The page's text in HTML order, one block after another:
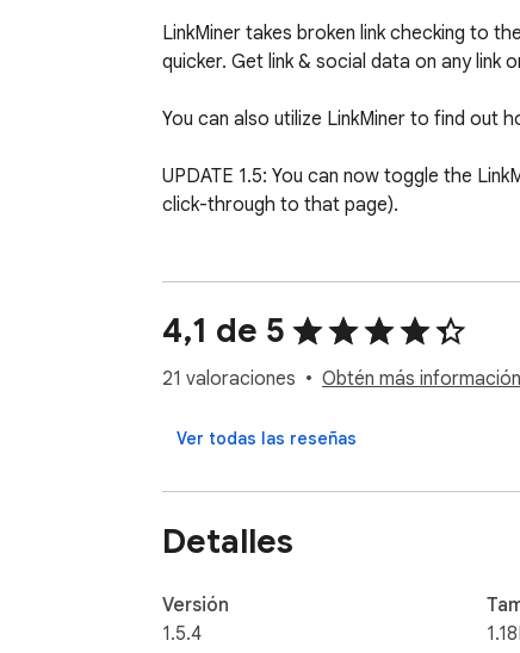
LinkMiner takes broken link checking to
quicker. Get link & social data on any link
You can also utilize LinkMiner to find out
UPDATE 1.5: You can now toggle the
click-through to that page).
4,1 de 5
21 valoraciones Obtén más
Ver todas las reseñas
Detalles
Versión
1.5.4